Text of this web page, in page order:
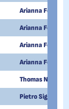
Arianna Fontana
Arianna Fontana
Arianna Fontana
Arianna Fontana
Thomas Nadalini
Pietro Sighel